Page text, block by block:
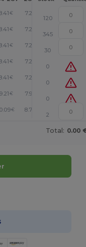
€ 7.28 +
120
€ 7.28 +
345
€ 7.28 +
30
€ 7.28
0
€ 7.28
0
9.21€ 7.99
0
€ 8.74
2
Total: 0.00